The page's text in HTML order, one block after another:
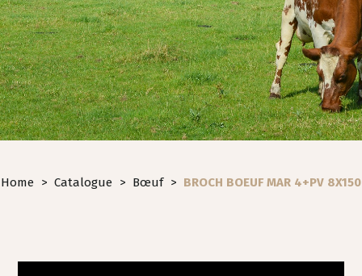
Home > Catalogue > Bœuf > BROCH BOEUF MAR 4+PV 8X150